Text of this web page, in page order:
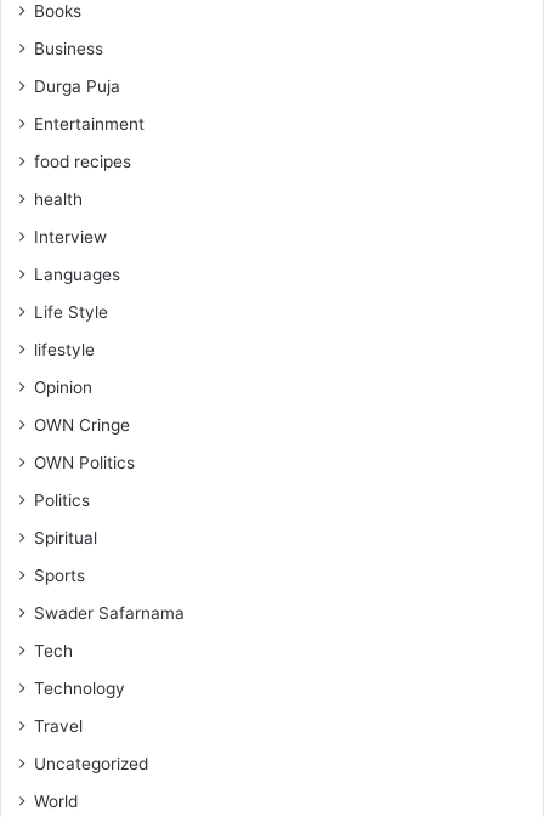
Books
Business
Durga Puja
Entertainment
food recipes
health
Interview
Languages
Life Style
lifestyle
Opinion
OWN Cringe
OWN Politics
Politics
Spiritual
Sports
Swader Safarnama
Tech
Technology
Travel
Uncategorized
World